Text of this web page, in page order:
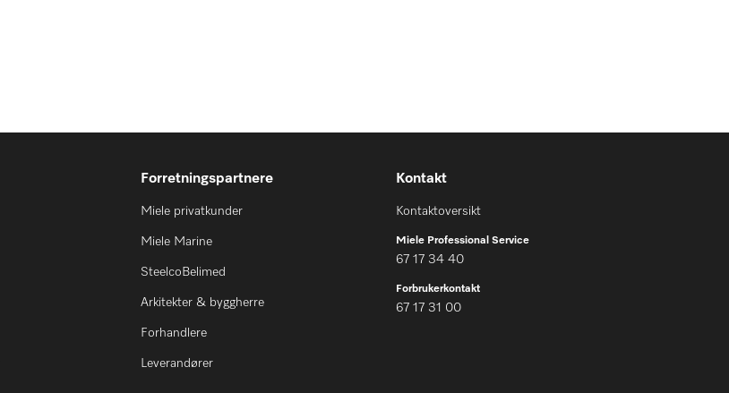
Forretningspartnere
Miele privatkunder
Miele Marine
SteelcoBelimed
Arkitekter & byggherre
Forhandlere
Leverandører
Kontakt
Kontaktoversikt
Miele Professional Service
67 17 34 40
Forbrukerkontakt
67 17 31 00